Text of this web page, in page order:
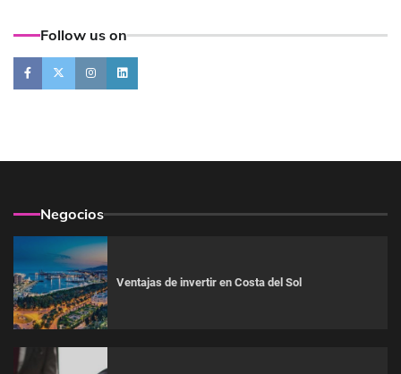
Follow us on
Negocios
Ventajas de invertir en Costa del Sol